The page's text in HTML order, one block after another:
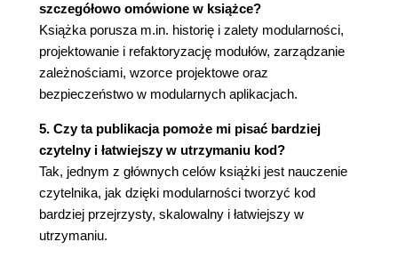
szczegółowo omówione w książce?
Książka porusza m.in. historię i zalety modularności,
projektowanie i refaktoryzację modułów, zarządzanie
zależnościami, wzorce projektowe oraz
bezpieczeństwo w modularnych aplikacjach.
5. Czy ta publikacja pomoże mi pisać bardziej
czytelny i łatwiejszy w utrzymaniu kod?
Tak, jednym z głównych celów książki jest nauczenie
czytelnika, jak dzięki modularności tworzyć kod
bardziej przejrzysty, skalowalny i łatwiejszy w
utrzymaniu.